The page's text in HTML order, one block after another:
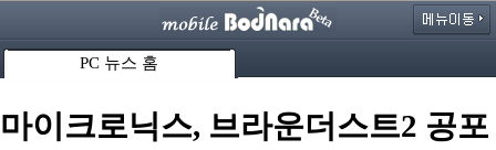
PC 뉴스 홈
마이크로닉스, 브라운더스트2 공포